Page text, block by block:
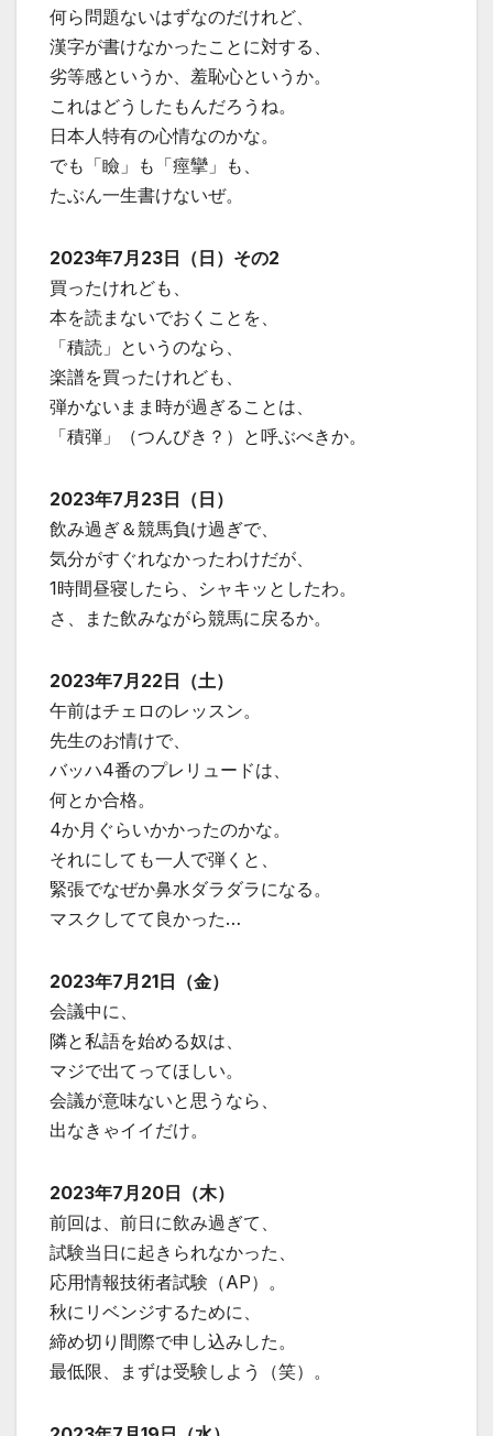
何ら問題ないはずなのだけれど、
漢字が書けなかったことに対する、
劣等感というか、羞恥心というか。
これはどうしたもんだろうね。
日本人特有の心情なのかな。
でも「瞼」も「痙攣」も、
たぶん一生書けないぜ。
2023年7月23日（日）その2
買ったけれども、
本を読まないでおくことを、
「積読」というのなら、
楽譜を買ったけれども、
弾かないまま時が過ぎることは、
「積弾」（つんびき？）と呼ぶべきか。
2023年7月23日（日）
飲み過ぎ＆競馬負け過ぎで、
気分がすぐれなかったわけだが、
1時間昼寝したら、シャキッとしたわ。
さ、また飲みながら競馬に戻るか。
2023年7月22日（土）
午前はチェロのレッスン。
先生のお情けで、
バッハ4番のプレリュードは、
何とか合格。
4か月ぐらいかかったのかな。
それにしても一人で弾くと、
緊張でなぜか鼻水ダラダラになる。
マスクしてて良かった…
2023年7月21日（金）
会議中に、
隣と私語を始める奴は、
マジで出てってほしい。
会議が意味ないと思うなら、
出なきゃイイだけ。
2023年7月20日（木）
前回は、前日に飲み過ぎて、
試験当日に起きられなかった、
応用情報技術者試験（AP）。
秋にリベンジするために、
締め切り間際で申し込みした。
最低限、まずは受験しよう（笑）。